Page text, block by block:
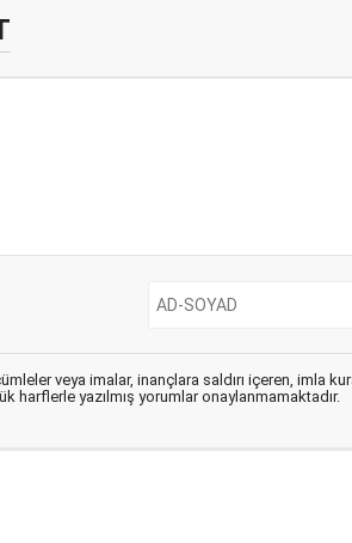
veya imalar, inançlara saldırı içeren, imla
harflerle yazılmış yorumlar onaylanmamaktadır.